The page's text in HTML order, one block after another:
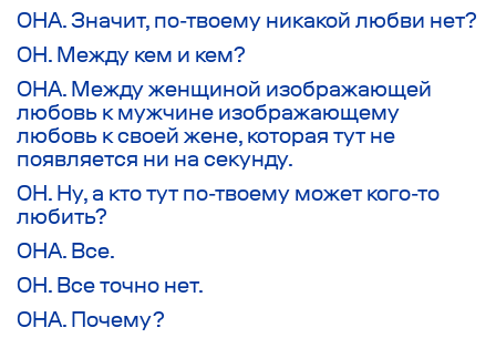
ОНА. Значит, по-твоему никакой любви нет?
ОН. Между кем и кем?
ОНА. Между женщиной изображающей
любовь к мужчине изображающему
любовь к своей жене, которая тут не
появляется ни на секунду.
ОН. Ну, а кто тут по-твоему может кого-то
любить?
ОНА. Все.
ОН. Все точно нет.
ОНА. Почему?